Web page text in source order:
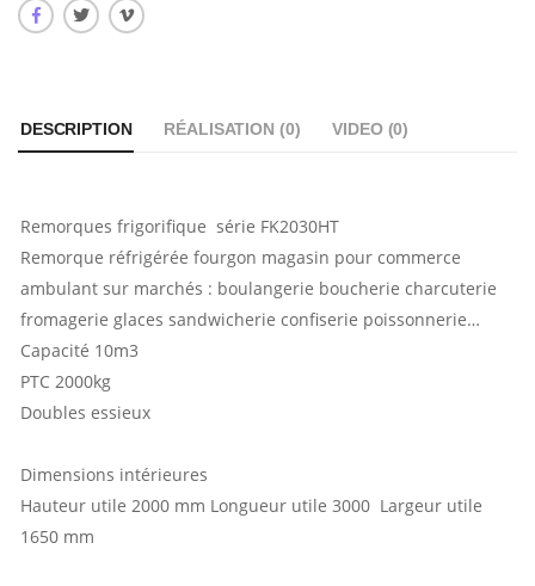
DESCRIPTION RÉALISATION (0) VIDEO (0)
Remorques frigorifique série FK2030HT
Remorque réfrigérée fourgon magasin pour commerce
ambulant sur marchés : boulangerie boucherie charcuterie
fromagerie glaces sandwicherie confiserie poissonnerie…
Capacité 10m3
PTC 2000kg
Doubles essieux
Dimensions intérieures
Hauteur utile 2000 mm Longueur utile 3000 Largeur utile
1650 mm